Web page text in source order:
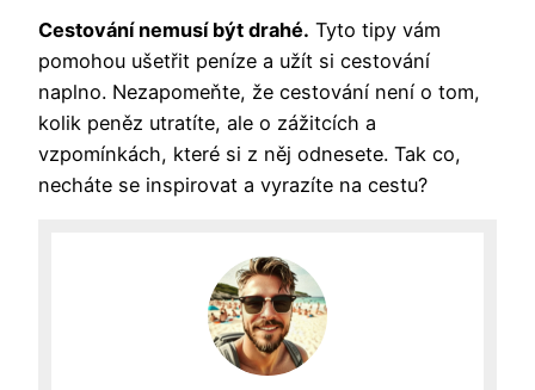
Cestování nemusí být drahé. Tyto tipy vám
pomohou ušetřit peníze a užít si cestování
naplno. Nezapomeňte, že cestování není o tom,
kolik peněz utratíte, ale o zážitcích a
vzpomínkách, které si z něj odnesete. Tak co,
necháte se inspirovat a vyrazíte na cestu?